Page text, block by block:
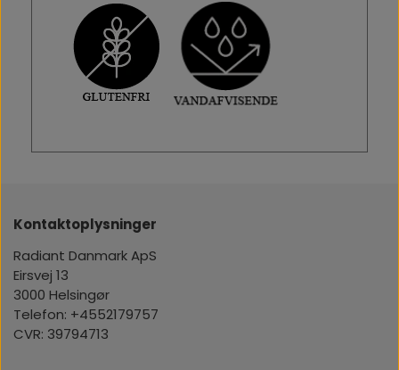
Kontaktoplysninger
Radiant Danmark ApS
Eirsvej 13
3000 Helsingør
Telefon: +4552179757
CVR: 39794713